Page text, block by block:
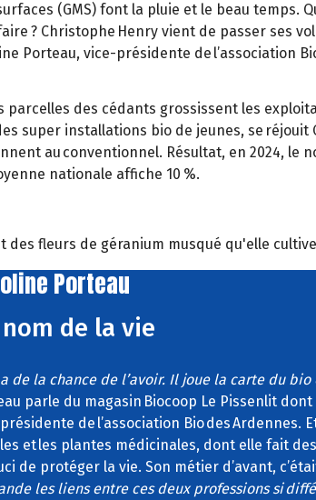
(GMS) font la pluie et le beau temps.
? Christophe Henry vient de passer ses
Porteau, vice-présidente de l’association
des cédants grossissent les
super installations bio de jeunes, se
au conventionnel. Résultat, en 2024, le
nationale affiche 10 %.
fleurs de géranium musqué qu'elle
Porteau
de la vie
a de la chance de l’avoir. Il joue la carte du
parle du magasin Biocoop Le Pissenlit
de l’association Bio des Ardennes.
et les plantes médicinales, dont elle fait
de protéger la vie. Son métier d’avant,
les liens entre ces deux professions si